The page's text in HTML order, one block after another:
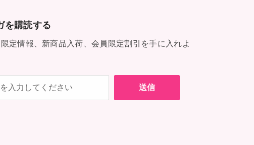
を購読する
定情報、新商品入荷、会員限定割引を手に入れよ
送信